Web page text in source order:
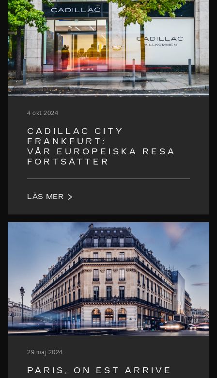
4 okt 2024
CADILLAC CITY
FRANKFURT:
VÅR EUROPEISKA RESA
FORTSÄTTER
LÄS MER
29 maj 2024
PARIS, ON EST ARRIVE